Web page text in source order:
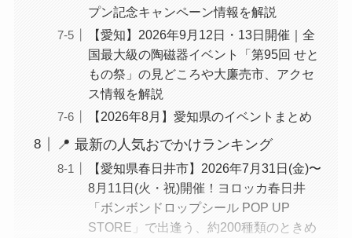
プン記念キャンペーン情報を解説
【愛知】2026年9月12日・13日開催｜全
国最大級の陶磁器イベント「第95回 せと
もの祭」の見どころや大廉売市、アクセ
ス情報を解説
【2026年8月】愛知県のイベントまとめ
📍 最新の人気おでかけランキング
【愛知県春日井市】2026年7月31日(金)〜
8月11日(火・祝)開催！ヨロッカ春日井
「ボンボンドロップシール POP UP
STORE」で出逢う、約200種類のときめ